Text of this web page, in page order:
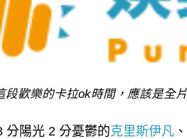
段歡樂的卡拉ok時間，應該是全
分陽光 2 分憂鬱的克里斯伊凡